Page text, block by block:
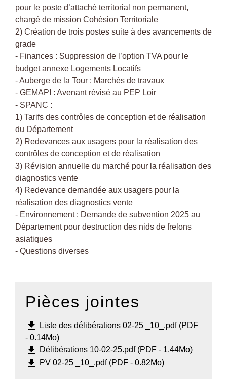
pour le poste d’attaché territorial non permanent,
chargé de mission Cohésion Territoriale
2) Création de trois postes suite à des avancements de
grade
- Finances : Suppression de l’option TVA pour le
budget annexe Logements Locatifs
- Auberge de la Tour : Marchés de travaux
- GEMAPI : Avenant révisé au PEP Loir
- SPANC :
1) Tarifs des contrôles de conception et de réalisation
du Département
2) Redevances aux usagers pour la réalisation des
contrôles de conception et de réalisation
3) Révision annuelle du marché pour la réalisation des
diagnostics vente
4) Redevance demandée aux usagers pour la
réalisation des diagnostics vente
- Environnement : Demande de subvention 2025 au
Département pour destruction des nids de frelons
asiatiques
- Questions diverses
Pièces jointes
file_download
Liste des délibérations 02-25 _10_.pdf (PDF
- 0.14Mo)
file_download Délibérations 10-02-25.pdf (PDF - 1.44Mo)
file_download PV 02-25 _10_.pdf (PDF - 0.82Mo)